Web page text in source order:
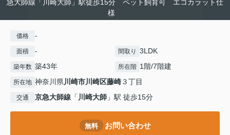
急大師線「川崎大師」駅徒歩15分 ペット飼育可 エコカラット仕
様
価格 -
面積 - 間取り 3LDK
築年数 築43年 所在階 1階/7階建
所在地 神奈川県川崎市川崎区藤崎３丁目
交通 京急大師線 「 川崎大師 」駅 徒歩15分
無料 お問い合わせ